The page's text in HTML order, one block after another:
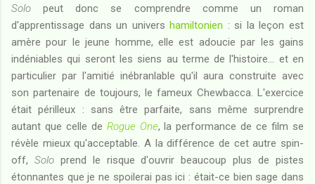
Solo peut donc se comprendre comme un roman
d'apprentissage dans un univershamiltonien : si la leçon est
amère pour le jeune homme, elle est adoucie par les gains
indéniables qui seront les siens au terme de l'histoire... et en
particulier par l'amitié inébranlable qu'il aura construite avec
son partenaire de toujours, le fameux Chewbacca. L'exercice
était périlleux : sans être parfaite, sans même surprendre
autant que celle de Rogue One, la performance de ce film se
révèle mieux qu'acceptable. A la différence de cet autre spin-
off, Soloprend le risque d'ouvrir beaucoup plus de pistes
étonnantes que je ne spoilerai pas ici : était-ce bien sage dans